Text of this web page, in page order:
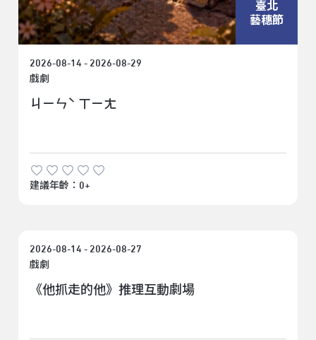
臺北
藝穗節
2026-08-14 - 2026-08-29
戲劇
ㄐㄧㄣˋ ㄒㄧㄤ
建議年齡：0+
2026-08-14 - 2026-08-27
戲劇
《他抓走的他》推理互動劇場